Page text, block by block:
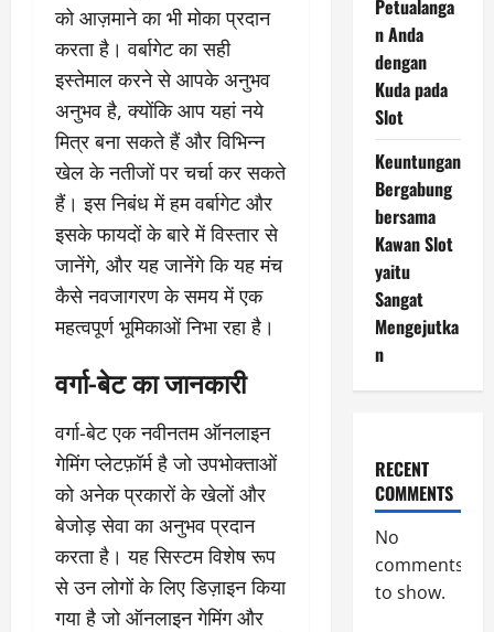
को आज़माने का भी मोका प्रदान
करता है। वर्बागेट का सही
इस्तेमाल करने से आपके अनुभव
अनुभव है, क्योंकि आप यहां नये
मित्र बना सकते हैं और विभिन्न
खेल के नतीजों पर चर्चा कर सकते
हैं। इस निबंध में हम वर्बागेट और
इसके फायदों के बारे में विस्तार से
जानेंगे, और यह जानेंगे कि यह मंच
कैसे नवजागरण के समय में एक
महत्वपूर्ण भूमिकाओं निभा रहा है।
वर्गा-बेट का जानकारी
वर्गा-बेट एक नवीनतम ऑनलाइन
गेमिंग प्लेटफ़ॉर्म है जो उपभोक्ताओं
को अनेक प्रकारों के खेलों और
बेजोड़ सेवा का अनुभव प्रदान
करता है। यह सिस्टम विशेष रूप
से उन लोगों के लिए डिज़ाइन किया
गया है जो ऑनलाइन गेमिंग और
Petualanga
n Anda
dengan
Kuda pada
Slot
Keuntungan
Bergabung
bersama
Kawan Slot
yaitu
Sangat
Mengejutka
n
RECENT
COMMENTS
No
comments
to show.